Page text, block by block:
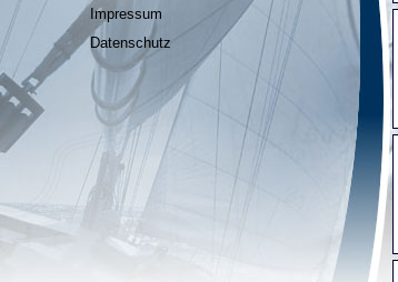
Impressum
Datenschutz